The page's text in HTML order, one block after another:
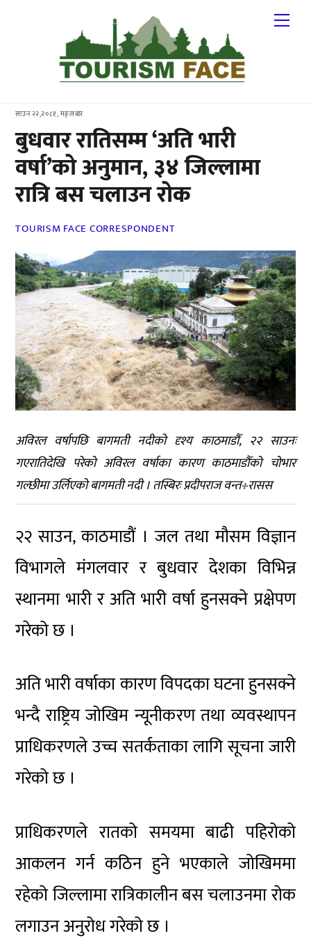
साउन २२,२०८१, मङ्लबार
बुधवार रातिसम्म ‘अति भारी
वर्षा’को अनुमान, ३४ जिल्लामा
रात्रि बस चलाउन रोक
TOURISM FACE CORRESPONDENT
अविरल वर्षापछि बागमती नदीको दृश्य काठमाडौँ, २२ साउनः
गएरातिदेखि परेको अविरल वर्षाका कारण काठमाडौँको चोभार
गल्छीमा उर्लिएको बागमती नदी । तस्बिरः प्रदीपराज वन्त÷रासस
२२ साउन, काठमाडौं । जल तथा मौसम विज्ञान
विभागले मंगलवार र बुधवार देशका विभिन्न
स्थानमा भारी र अति भारी वर्षा हुनसक्ने प्रक्षेपण
गरेको छ ।
अति भारी वर्षाका कारण विपदका घटना हुनसक्ने
भन्दै राष्ट्रिय जोखिम न्यूनीकरण तथा व्यवस्थापन
प्राधिकरणले उच्च सतर्कताका लागि सूचना जारी
गरेको छ ।
प्राधिकरणले रातको समयमा बाढी पहिरोको
आकलन गर्न कठिन हुने भएकाले जोखिममा
रहेको जिल्लामा रात्रिकालीन बस चलाउनमा रोक
लगाउन अनुरोध गरेको छ ।